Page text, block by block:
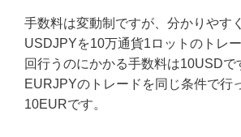
手数料は変動制ですが、分かりやす
USDJPYを10万通貨1ロットのトレ
回行うのにかかる手数料は10USDで
EURJPYのトレードを同じ条件で行
10EURです。